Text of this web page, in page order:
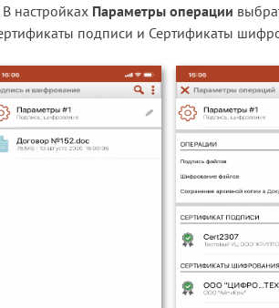
В настройках Параметры операции
подписи и Сертификаты